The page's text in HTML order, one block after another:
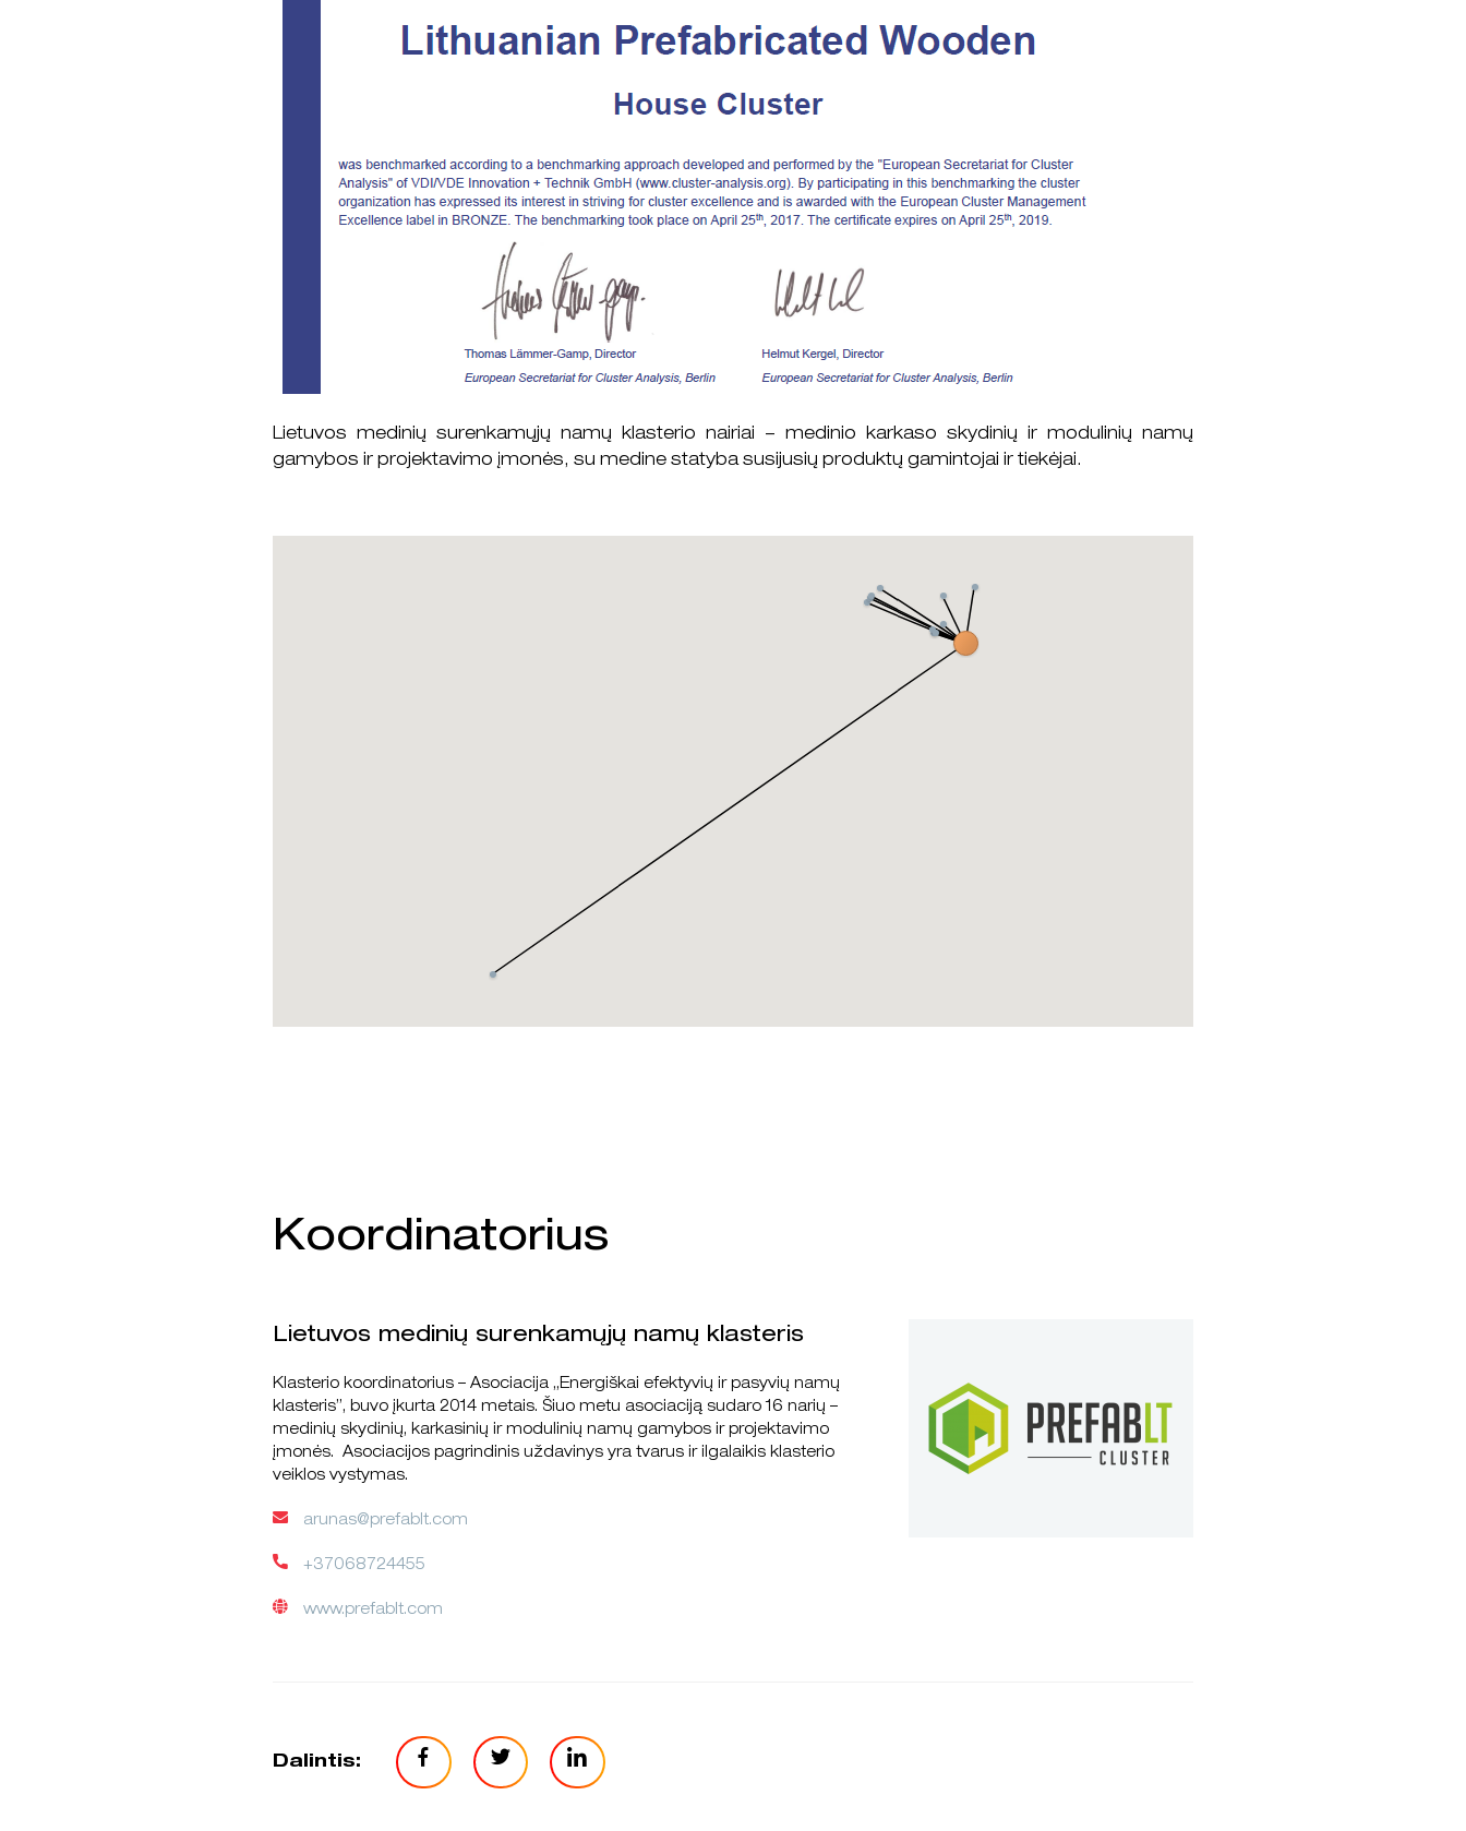
Lietuvos medinių surenkamųjų namų klasterio nairiai – medinio karkaso skydinių ir modulinių namų
gamybos ir projektavimo įmonės, su medine statyba susijusių produktų gamintojai ir tiekėjai.
Koordinatorius
Lietuvos medinių surenkamųjų namų klasteris
Klasterio koordinatorius – Asociacija „Energiškai efektyvių ir pasyvių namų
klasteris”, buvo įkurta 2014 metais. Šiuo metu asociaciją sudaro 16 narių –
medinių skydinių, karkasinių ir modulinių namų gamybos ir projektavimo
įmonės. Asociacijos pagrindinis uždavinys yra tvarus ir ilgalaikis klasterio
veiklos vystymas.
arunas@prefablt.com
+37068724455
www.prefablt.com
Dalintis: